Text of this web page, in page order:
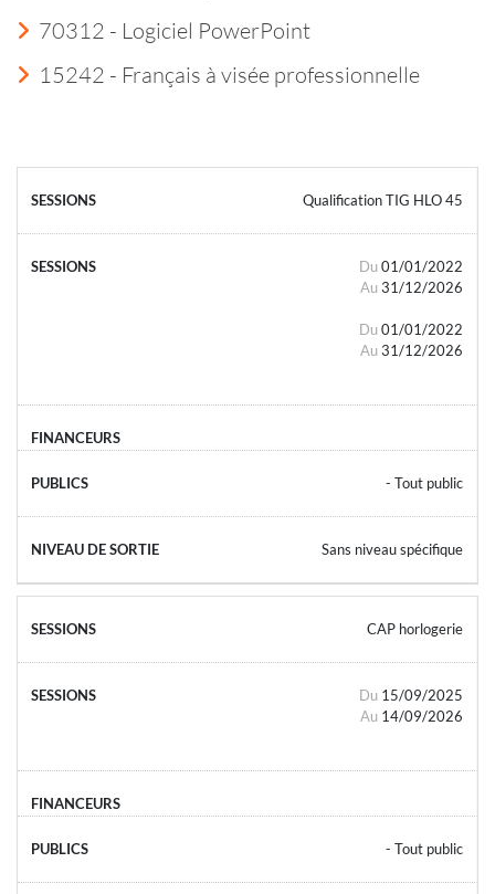
70312 - Logiciel PowerPoint
15242 - Français à visée professionnelle
Qualification TIG HLO 45
Du 01/01/2022
Au 31/12/2026
Du 01/01/2022
Au 31/12/2026
- Tout public
Sans niveau spécifique
CAP horlogerie
Du 15/09/2025
Au 14/09/2026
- Tout public